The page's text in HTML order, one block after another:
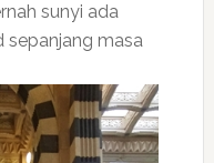
sunyi ada
sepanjang masa